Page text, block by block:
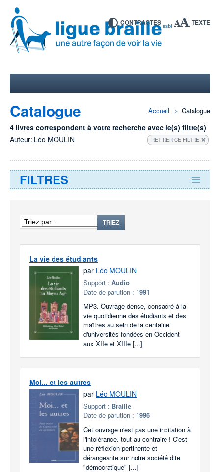
CONTRASTES TEXTE
Accueil Catalogue
Catalogue
4 livres correspondent à votre recherche avec le(s) filtre(s)
Auteur: Léo MOULIN RETIRER CE FILTRE
FILTRES
TRIEZ
La vie des étudiants
par Léo MOULIN
Support : Audio
Date de parution : 1991
MP3. Ouvrage dense, consacré à la
vie quotidienne des étudiants et des
maîtres au sein de la centaine
d'universités fondées en Occident
aux XIIe et XIIIe [...]
Moi... et les autres
par Léo MOULIN
Support : Braille
Date de parution : 1996
Cet ouvrage n'est pas une incitation à
l'intolérance, tout au contraire ! C'est
une réflexion pertinente et
dérangeante sur notre société dite
"démocratique" [...]